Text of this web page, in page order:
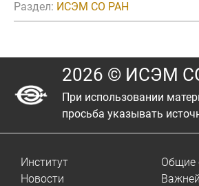
Раздел: ИСЭМ СО РАН
2026 © ИСЭМ
При использовании
просьба указывать
Институт
Новости
Общие